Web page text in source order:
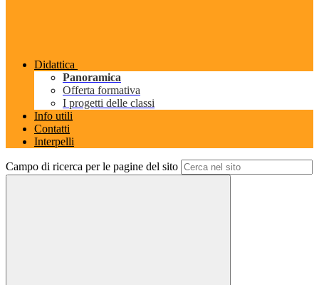
Didattica
Panoramica
Offerta formativa
I progetti delle classi
Info utili
Contatti
Interpelli
Campo di ricerca per le pagine del sito